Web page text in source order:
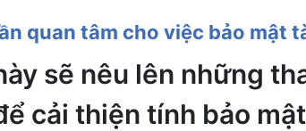
quan tâm cho việc bảo mật
sẽ nêu lên những
cải thiện tính bảo